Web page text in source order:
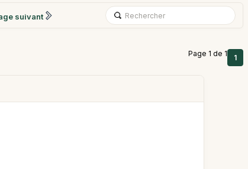
suivant
Page 1 de 1 1